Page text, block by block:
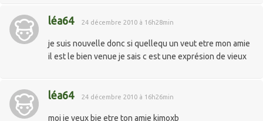
léa64 24 décembre 2010 à 16h28min
je suis nouvelle donc si quellequ un veut etre mon amie
il est le bien venue je sais c est une exprésion de vieux
léa64 24 décembre 2010 à 16h26min
moi je veux bie etre ton amie kimoxb